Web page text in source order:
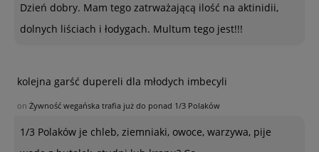
Dzień dobry. Mam tego zatrważającą ilość na aktinidii,
dolnych liściach i łodygach. Multum tego jest!!!
kolejna garść dupereli dla młodych imbecyli
on Żywność wegańska trafia już do ponad 1/3 Polaków
1/3 Polaków je chleb, ziemniaki, owoce, warzywa, pije